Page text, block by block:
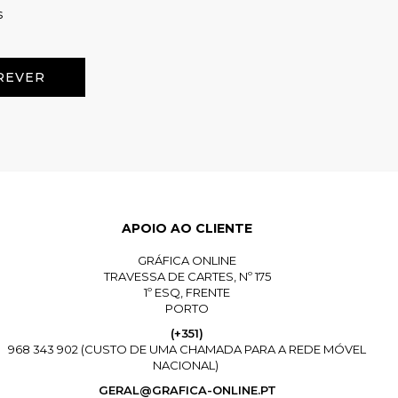
APOIO AO CLIENTE
GRÁFICA ONLINE
TRAVESSA DE CARTES, Nº 175
1º ESQ, FRENTE
PORTO
(+351)
968 343 902 (CUSTO DE UMA CHAMADA PARA A REDE MÓVEL
NACIONAL)
GERAL@GRAFICA-ONLINE.PT